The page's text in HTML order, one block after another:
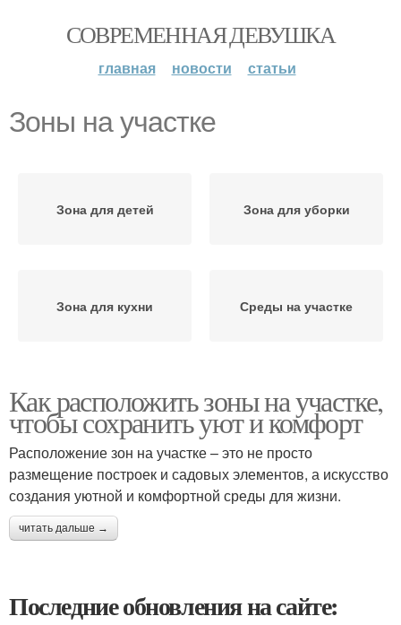
СОВРЕМЕННАЯ ДЕВУШКА
главная новости статьи
Зоны на участке
Зона для детей Зона для уборки
Зона для кухни Среды на участке
Как расположить зоны на участке,
чтобы сохранить уют и комфорт
Расположение зон на участке – это не просто
размещение построек и садовых элементов, а искусство
создания уютной и комфортной среды для жизни.
читать дальше →
Последние обновления на сайте: